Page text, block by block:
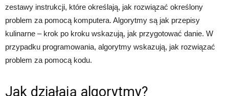
zestawy instrukcji, które określają, jak rozwiązać określony
problem za pomocą komputera. Algorytmy są jak przepisy
kulinarne – krok po kroku wskazują, jak przygotować danie. W
przypadku programowania, algorytmy wskazują, jak rozwiązać
problem za pomocą kodu.
Jak działają algorytmy?